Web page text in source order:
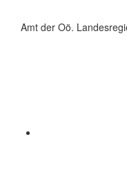
Amt der Oö.